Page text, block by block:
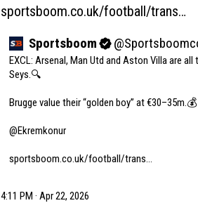
sportsboom.co.uk/football/trans…
Sportsboom @
EXCL: Arsenal, Man Utd and Aston Villa are
Seys.🔍
Brugge value their “golden boy” at €30–35m.💰
@Ekremkonur
sportsboom.co.uk/football/trans…
4:11 PM · Apr 22, 2026